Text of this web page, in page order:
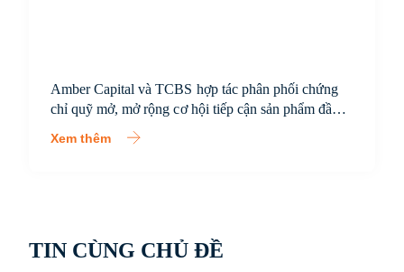
Amber Capital và TCBS hợp tác phân phối chứng
chỉ quỹ mở, mở rộng cơ hội tiếp cận sản phẩm đầu
tư chuyên nghiệp cho nhà đầu tư Việt Nam
Xem thêm
TIN CÙNG CHỦ ĐỀ